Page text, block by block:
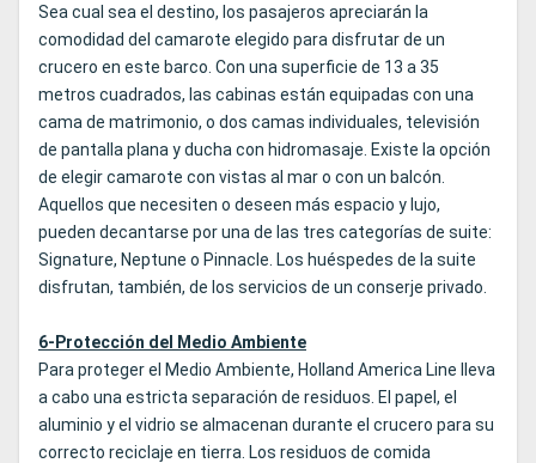
Sea cual sea el destino, los pasajeros apreciarán la
comodidad del camarote elegido para disfrutar de un
crucero en este barco. Con una superficie de 13 a 35
metros cuadrados, las cabinas están equipadas con una
cama de matrimonio, o dos camas individuales, televisión
de pantalla plana y ducha con hidromasaje. Existe la opción
de elegir camarote con vistas al mar o con un balcón.
Aquellos que necesiten o deseen más espacio y lujo,
pueden decantarse por una de las tres categorías de suite:
Signature, Neptune o Pinnacle. Los huéspedes de la suite
disfrutan, también, de los servicios de un conserje privado.
6-Protección del Medio Ambiente
Para proteger el Medio Ambiente, Holland America Line lleva
a cabo una estricta separación de residuos. El papel, el
aluminio y el vidrio se almacenan durante el crucero para su
correcto reciclaje en tierra. Los residuos de comida